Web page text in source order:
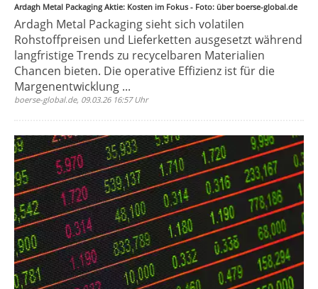
Ardagh Metal Packaging Aktie: Kosten im Fokus - Foto: über boerse-global.de
Ardagh Metal Packaging sieht sich volatilen
Rohstoffpreisen und Lieferketten ausgesetzt während
langfristige Trends zu recycelbaren Materialien
Chancen bieten. Die operative Effizienz ist für die
Margenentwicklung ...
boerse-global.de, 09.03.26 16:57 Uhr